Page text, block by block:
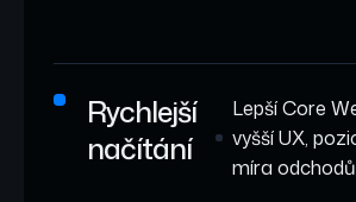
Rychlejší
načítání
Lepší Core
vyšší UX,
míra